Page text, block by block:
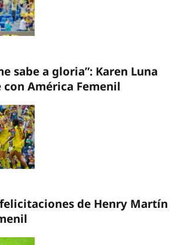
sabe a gloria”: Karen Luna
América Femenil
de Henry Martín